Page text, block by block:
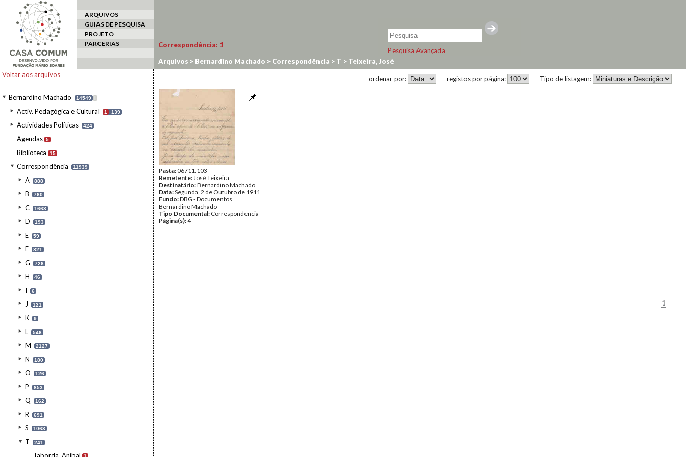
ARQUIVOS
GUIAS DE PESQUISA
PROJETO
PARCERIAS
Pesquisa Avançada
Voltar aos arquivos
Bernardino Machado 14549 I
Activ. Pedagógica e Cultural 1 139
Actividades Políticas 424
Agendas 5
Biblioteca 15
Correspondência 11939
A 888
B 760
C 1663
D 193
E 59
F 821
G 726
H 46
I 6
J 121
K 9
L 546
M 2127
N 180
O 126
P 853
Q 162
R 691
S 1063
T 241
Correspondência: 1
Arquivos > Bernardino Machado > Correspondência > T > Teixeira, José
Tipo de listagem:
registos por página:
ordenar por:
Pasta:06711.103
Remetente:José Teixeira
Destinatário:Bernardino Machado
Data:Segunda, 2 de Outubro de 1911
Fundo:DBG - Documentos
Bernardino Machado
Tipo Documental: Correspondencia
Página(s):4
1